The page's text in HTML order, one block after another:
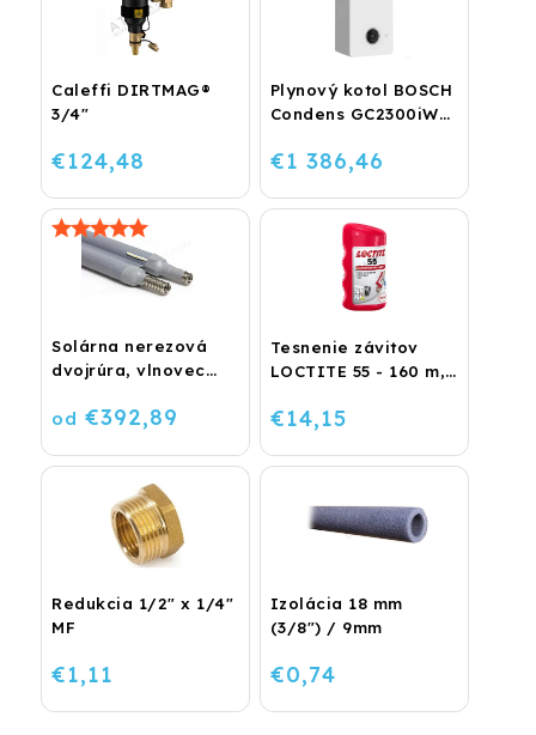
Caleffi DIRTMAG®
3/4"
€124,48
Plynový kotol BOSCH
Condens GC2300iW
kondenzačný
€1 386,46
Solárna nerezová
dvojrúra, vlnovec
od €392,89
Tesnenie závitov
LOCTITE 55 - 160 m,
€14,15
Redukcia 1/2" x 1/4"
MF
€1,11
Izolácia 18 mm
(3/8") / 9mm
€0,74